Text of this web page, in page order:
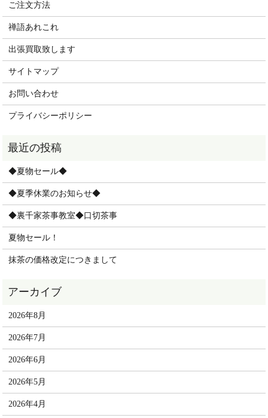
ご注文方法
禅語あれこれ
出張買取致します
サイトマップ
お問い合わせ
プライバシーポリシー
◆夏物セール◆
◆夏季休業のお知らせ◆
◆裏千家茶事教室◆口切茶事
夏物セール！
抹茶の価格改定につきまして
2026年8月
2026年7月
2026年6月
2026年5月
2026年4月